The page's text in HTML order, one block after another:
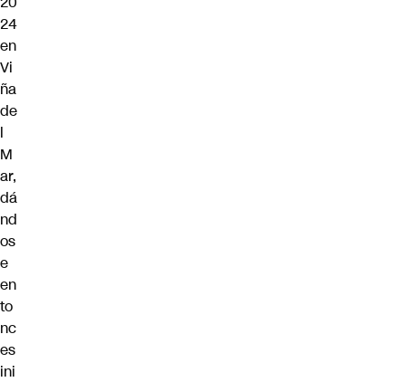
24
en
Vi
ña
de
l
M
ar,
dá
nd
os
e
en
to
nc
es
ini